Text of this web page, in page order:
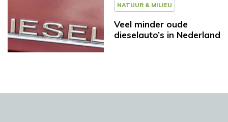
NATUUR & MILIEU
Veel minder oude
dieselauto’s in Nederland